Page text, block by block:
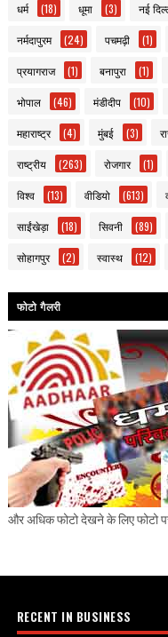
धर्म (18) धूमा (3) नई
नर्मदापुरम (24) पचमढ़ी (1)
प्रयागराज (1) बनापुरा (1)
भोपाल (46) मंडीदीप (10)
महाराष्ट्र (4) मुंबई (3)
राष्ट्रीय (263) रोजगार (1)
विश्व (13) वीडियो (613)
साईंखेड़ा (18) सिवनी (89)
सोहागपुर (2) स्वास्थ (12)
फोटो गैलरी
और अधिक फोटो देखने के लिए फोटो
RECENT IN BUSINESS